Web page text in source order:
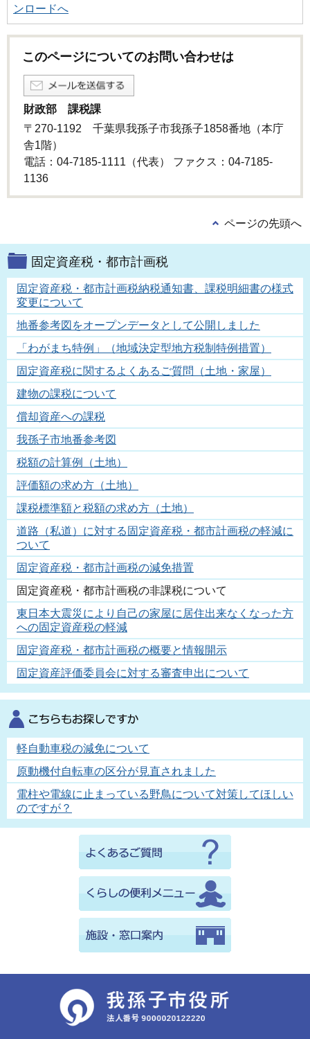
ンロードへ
このページについてのお問い合わせは
財政部 課税課
〒270-1192 千葉県我孫子市我孫子1858番地（本庁
舎1階）
電話：04-7185-1111（代表） ファクス：04-7185-
1136
ページの先頭へ
固定資産税・都市計画税
固定資産税・都市計画税納税通知書、課税明細書の様式
変更について
地番参考図をオープンデータとして公開しました
「わがまち特例」（地域決定型地方税制特例措置）
固定資産税に関するよくあるご質問（土地・家屋）
建物の課税について
償却資産への課税
我孫子市地番参考図
税額の計算例（土地）
評価額の求め方（土地）
課税標準額と税額の求め方（土地）
道路（私道）に対する固定資産税・都市計画税の軽減に
ついて
固定資産税・都市計画税の減免措置
固定資産税・都市計画税の非課税について
東日本大震災により自己の家屋に居住出来なくなった方
への固定資産税の軽減
固定資産税・都市計画税の概要と情報開示
固定資産評価委員会に対する審査申出について
軽自動車税の減免について
原動機付自転車の区分が見直されました
電柱や電線に止まっている野鳥について対策してほしい
のですが？